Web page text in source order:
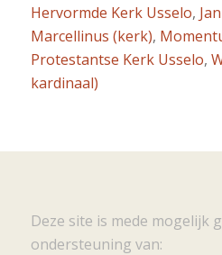
Hervormde Kerk Usselo,
Marcellinus (kerk),
Protestantse Kerk Usselo,
kardinaal)
Deze site is mede mogelijk
ondersteuning van: